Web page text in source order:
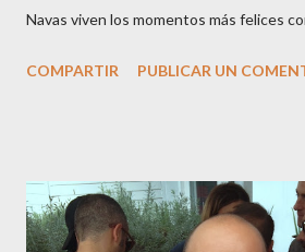
Navas viven los momentos más felices
M ateo nació en Barcelona hace poco
haciéndole padre de un precioso niño.
campeona, durante los primeros 3
COMPARTIR PUBLICAR UN